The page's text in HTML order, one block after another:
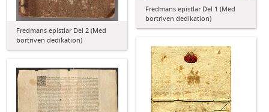
Fredmans epistlar Del 1 (Med
bortriven dedikation)
Fredmans epistlar Del 2 (Med
bortriven dedikation)